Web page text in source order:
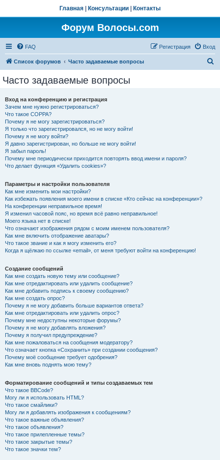
Главная Консультации Контакты
Форум Волосы.com
FAQ Вход
Регистрация
Список форумов Часто задаваемые вопросы
Часто задаваемые вопросы
Вход на конференцию и регистрация
Зачем мне нужно регистрироваться?
Что такое COPPA?
Почему я не могу зарегистрироваться?
Я только что зарегистрировался, но не могу войти!
Почему я не могу войти?
Я давно зарегистрирован, но больше не могу войти!
Я забыл пароль!
Почему мне периодически приходится повторять ввод имени и пароля?
Что делает функция «Удалить cookies»?
Параметры и настройки пользователя
Как мне изменить мои настройки?
Как избежать появления моего имени в списке «Кто сейчас на конференции»?
На конференции неправильное время!
Я изменил часовой пояс, но время всё равно неправильное!
Моего языка нет в списке!
Что означают изображения рядом с моим именем пользователя?
Как мне включить отображение аватары?
Что такое звание и как я могу изменить его?
Когда я щёлкаю по ссылке «email», от меня требуют войти на конференцию!
Создание сообщений
Как мне создать новую тему или сообщение?
Как мне отредактировать или удалить сообщение?
Как мне добавить подпись к своему сообщению?
Как мне создать опрос?
Почему я не могу добавить больше вариантов ответа?
Как мне отредактировать или удалить опрос?
Почему мне недоступны некоторые форумы?
Почему я не могу добавлять вложения?
Почему я получил предупреждение?
Как мне пожаловаться на сообщения модератору?
Что означает кнопка «Сохранить» при создании сообщения?
Почему моё сообщение требует одобрения?
Как мне вновь поднять мою тему?
Форматирование сообщений и типы создаваемых тем
Что такое BBCode?
Могу ли я использовать HTML?
Что такое смайлики?
Могу ли я добавлять изображения к сообщениям?
Что такое важные объявления?
Что такое объявления?
Что такое прилепленные темы?
Что такое закрытые темы?
Что такое значки тем?